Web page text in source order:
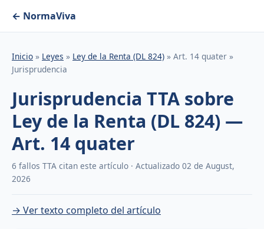
← NormaViva
Inicio » Leyes » Ley de la Renta (DL 824) » Art. 14 quater »
Jurisprudencia
Jurisprudencia TTA sobre
Ley de la Renta (DL 824) —
Art. 14 quater
6 fallos TTA citan este artículo · Actualizado 02 de August,
2026
→ Ver texto completo del artículo